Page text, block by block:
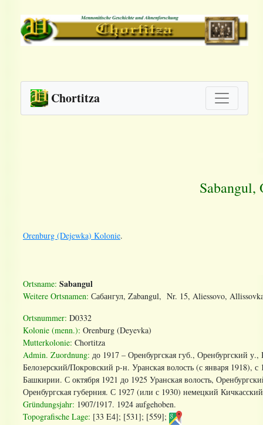
Chortitza
Sabangul,
Orenburg (Dejewka) Kolonie.
Ortsname: Sabangul
Weitere Ortsnamen: Сабангул, Zabangul, Nr. 15, Aliessovo,
Ortsnummer: D0332
Kolonie (menn.): Orenburg (Deyevka)
Mutterkolonie: Chortitza
Admin. Zuordnung: до 1917 – Оренбургская губ., Оренбургский
Белозерский/Покровский р-н. Уранская волость (с января 1918),
Башкирии. С октября 1921 до 1925 Уранская волость,
Оренбургская губерния. С 1927 (или с 1930) немецкий
Gründungsjahr: 1907/1917. 1924 aufgehoben.
Topografische Lage: [33 E4]; [531]; [559];